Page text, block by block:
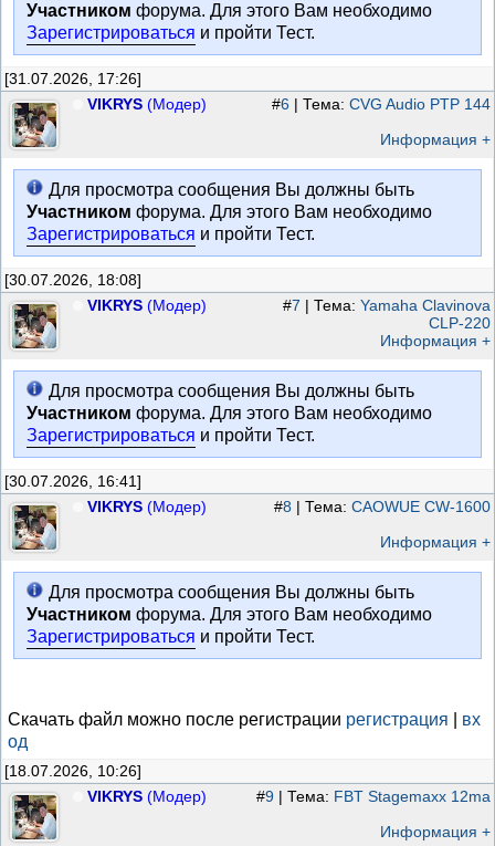
Участником форума. Для этого Вам необходимо
Зарегистрироваться и пройти Тест.
[31.07.2026, 17:26]
VIKRYS (Модер) #6 | Тема: CVG Audio PTP 144
Информация +
Для просмотра сообщения Вы должны быть
Участником форума. Для этого Вам необходимо
Зарегистрироваться и пройти Тест.
[30.07.2026, 18:08]
VIKRYS (Модер) #7 | Тема: Yamaha Clavinova
CLP-220
Информация +
Для просмотра сообщения Вы должны быть
Участником форума. Для этого Вам необходимо
Зарегистрироваться и пройти Тест.
[30.07.2026, 16:41]
VIKRYS (Модер) #8 | Тема: CAOWUE CW-1600
Информация +
Для просмотра сообщения Вы должны быть
Участником форума. Для этого Вам необходимо
Зарегистрироваться и пройти Тест.
Скачать файл можно после регистрации регистрация
вх
од
[18.07.2026, 10:26]
VIKRYS (Модер) #9 | Тема: FBT Stagemaxx 12ma
Информация +